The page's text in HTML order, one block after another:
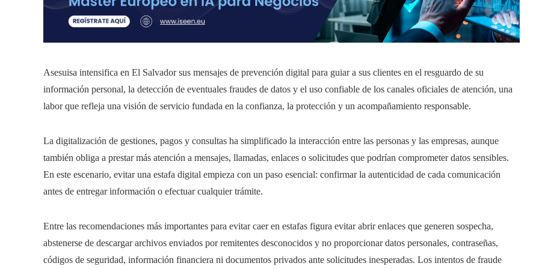
Asesuisa intensifica en El Salvador sus mensajes de prevención digital para guiar a sus clientes en el resguardo de su
información personal, la detección de eventuales fraudes de datos y el uso confiable de los canales oficiales de atención, una
labor que refleja una visión de servicio fundada en la confianza, la protección y un acompañamiento responsable.
La digitalización de gestiones, pagos y consultas ha simplificado la interacción entre las personas y las empresas, aunque
también obliga a prestar más atención a mensajes, llamadas, enlaces o solicitudes que podrían comprometer datos sensibles.
En este escenario, evitar una estafa digital empieza con un paso esencial: confirmar la autenticidad de cada comunicación
antes de entregar información o efectuar cualquier trámite.
Entre las recomendaciones más importantes para evitar caer en estafas figura evitar abrir enlaces que generen sospecha,
abstenerse de descargar archivos enviados por remitentes desconocidos y no proporcionar datos personales, contraseñas,
códigos de seguridad, información financiera ni documentos privados ante solicitudes inesperadas. Los intentos de fraude